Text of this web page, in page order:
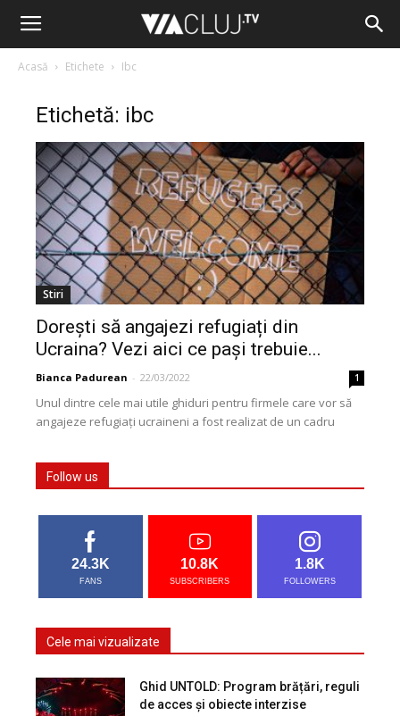
Acasă Etichete Ibc
Etichetă: ibc
Stiri
Dorești să angajezi refugiați din
Ucraina? Vezi aici ce pași trebuie...
Bianca Padurean - 22/03/2022 1
Unul dintre cele mai utile ghiduri pentru firmele care vor să
angajeze refugiați ucraineni a fost realizat de un cadru
Follow us
24.3K
FANS
10.8K
SUBSCRIBERS
1.8K
FOLLOWERS
Cele mai vizualizate
Ghid UNTOLD: Program brățări, reguli
de acces și obiecte interzise